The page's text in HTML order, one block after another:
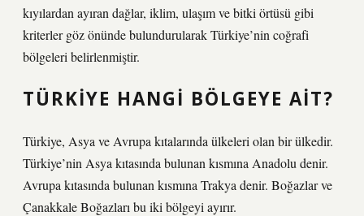
kıyılardan ayıran dağlar, iklim, ulaşım ve bitki örtüsü gibi
kriterler göz önünde bulundurularak Türkiye’nin coğrafi
bölgeleri belirlenmiştir.
TÜRKIYE HANGI BÖLGEYE AIT?
Türkiye, Asya ve Avrupa kıtalarında ülkeleri olan bir ülkedir.
Türkiye’nin Asya kıtasında bulunan kısmına Anadolu denir.
Avrupa kıtasında bulunan kısmına Trakya denir. Boğazlar ve
Çanakkale Boğazları bu iki bölgeyi ayırır.